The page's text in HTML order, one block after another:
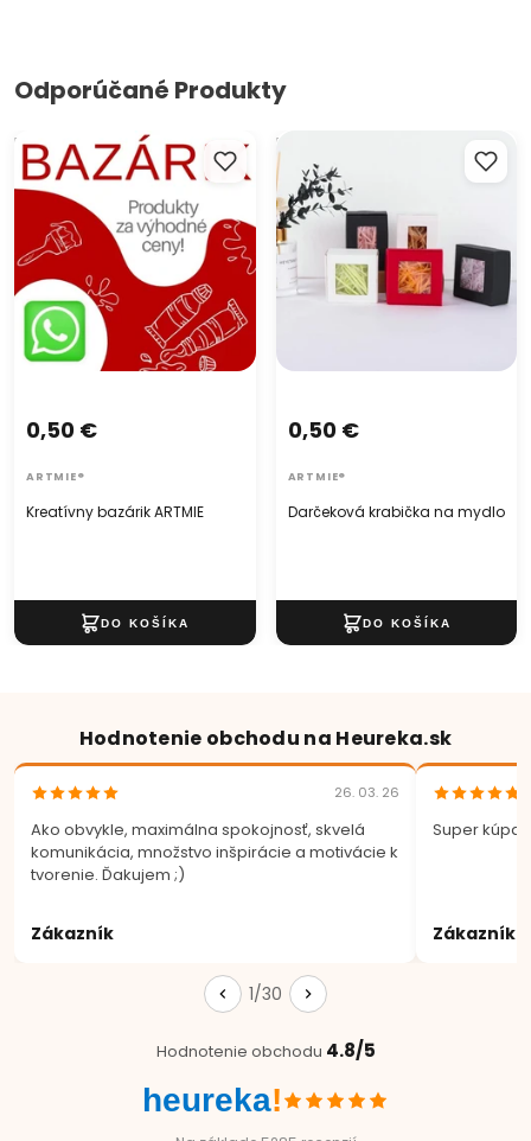
Odporúčané Produkty
Kreatívny bazárik ARTMIE
Kreatívny bazárik ARTMIE
0,50 €
ARTMIE®
Darčeková krabička na
mydlo
Darčeková krabička na mydlo
0,50 €
ARTMIE®
Hodnotenie obchodu na Heureka.sk
26. 03. 26
Ako obvykle, maximálna spokojnosť, skvelá
komunikácia, množstvo inšpirácie a motivácie k
tvorenie. Ďakujem ;)
Zákazník
Super
Zákazník
1/30
Hodnotenie obchodu 4.8/5
heureka!